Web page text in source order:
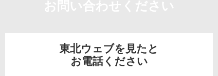
東北ウェブを見たと
お電話ください